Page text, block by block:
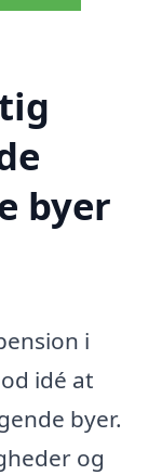
byer
i
idé at
byer.
og